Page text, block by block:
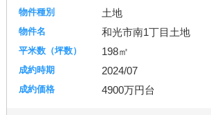
土地
和光市南1丁目土地
198㎡
2024/07
4900万円台